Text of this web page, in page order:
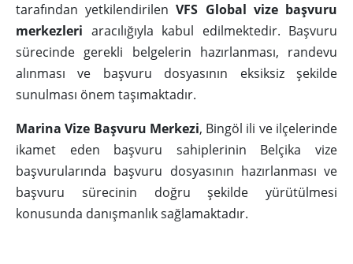
tarafından yetkilendirilenVFS Global vize başvuru
merkezleri aracılığıyla kabul edilmektedir. Başvuru
sürecinde gerekli belgelerin hazırlanması, randevu
alınması ve başvuru dosyasının eksiksiz şekilde
sunulması önem taşımaktadır.
Marina Vize Başvuru Merkezi, Bingöl ili ve ilçelerinde
ikamet eden başvuru sahiplerinin Belçika vize
başvurularında başvuru dosyasının hazırlanması ve
başvuru sürecinin doğru şekilde yürütülmesi
konusunda danışmanlık sağlamaktadır.